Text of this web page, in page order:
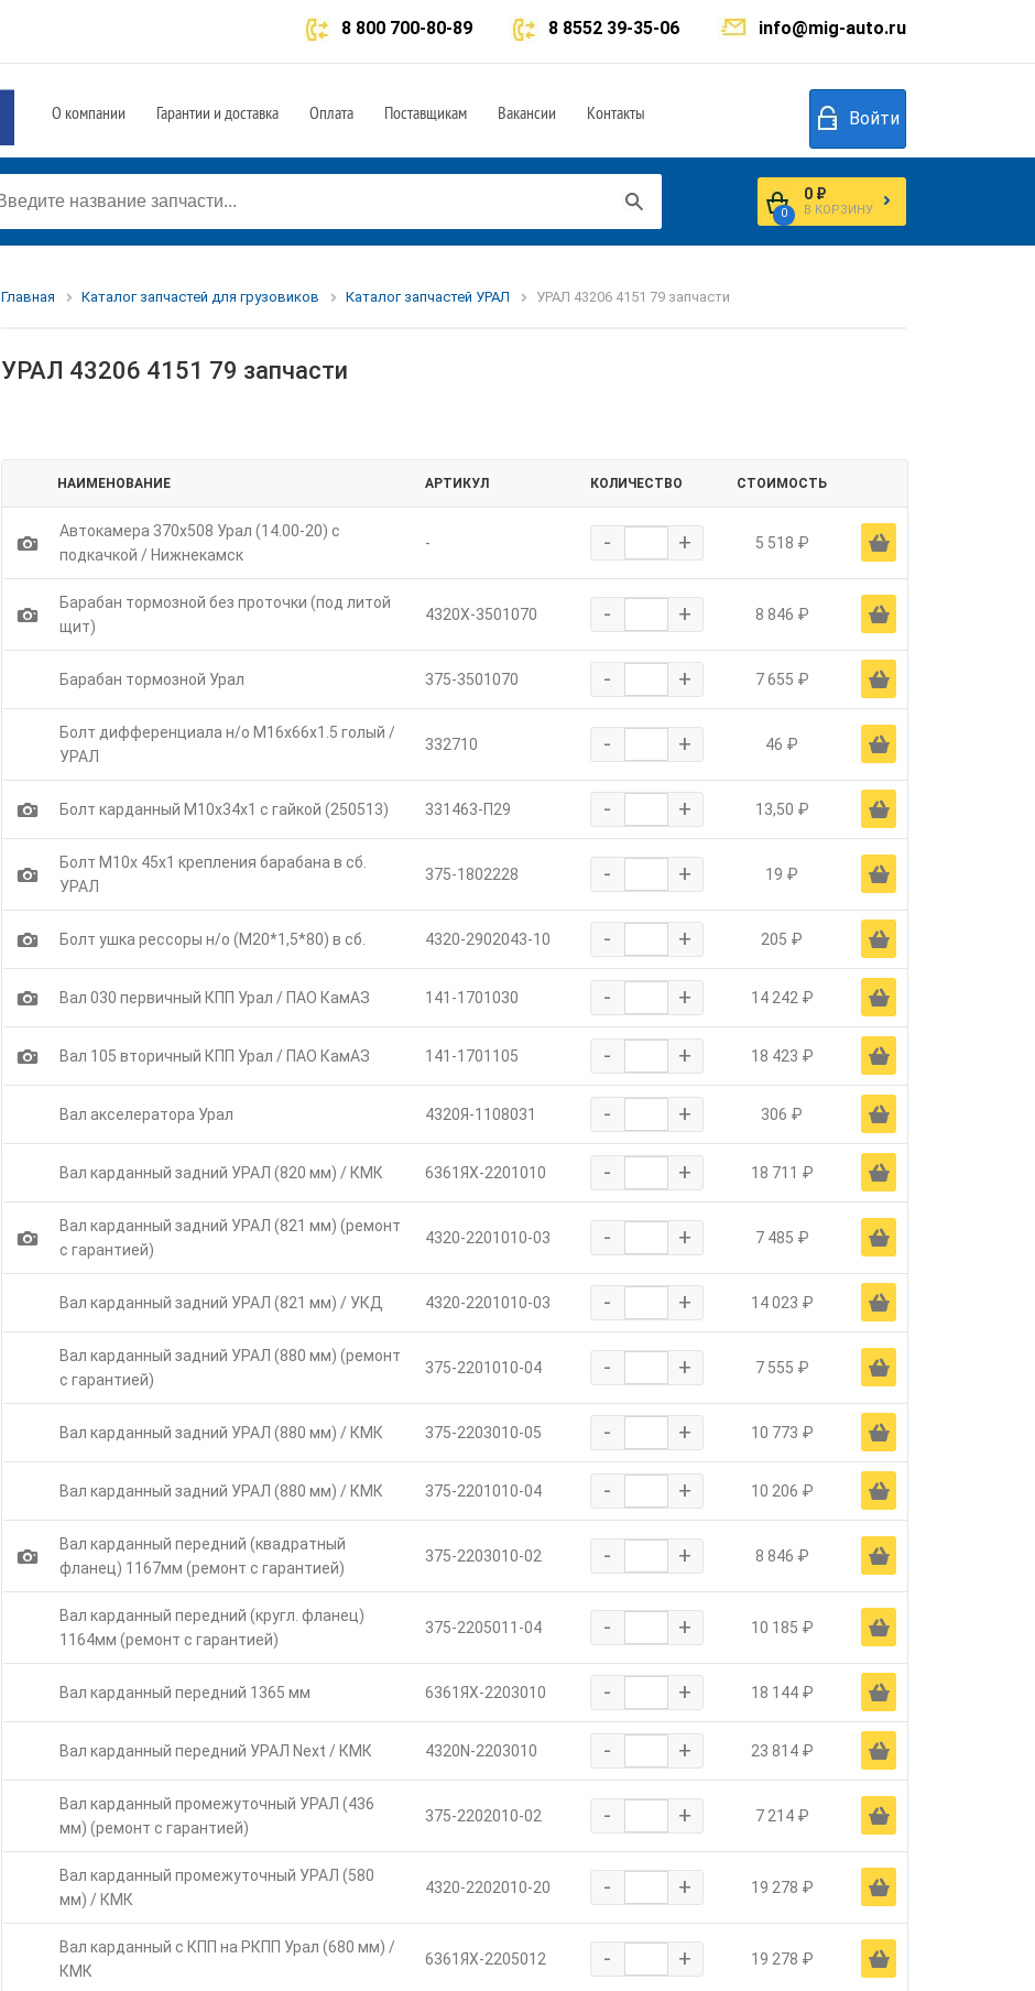
info@mig-auto.ru
8 8552 39-35-06
8 800 700-80-89
О компании Гарантии и доставка Оплата Поставщикам Вакансии Контакты Войти
0
0 ₽
В КОРЗИНУ
Главная Каталог запчастей для грузовиков Каталог запчастей УРАЛ УРАЛ 43206 4151 79 запчасти
УРАЛ 43206 4151 79 запчасти
НАИМЕНОВАНИЕ АРТИКУЛ КОЛИЧЕСТВО СТОИМОСТЬ
1
Автокамера 370х508 Урал (14.00-20) с
подкачкой / Нижнекамск
- - + 5 518 ₽ Ä
1
Барабан тормозной без проточки (под литой
щит)
4320Х-3501070 - + 8 846 ₽ Ä
Барабан тормозной Урал 375-3501070 - + 7 655 ₽ Ä
Болт дифференциала н/о М16х66х1.5 голый /
УРАЛ
332710 - + 46 ₽ Ä
1 Болт карданный М10х34х1 с гайкой (250513) 331463-П29 - + 13,50 ₽ Ä
1
Болт М10х 45х1 крепления барабана в сб.
УРАЛ
375-1802228 - + 19 ₽ Ä
1 Болт ушка рессоры н/о (М20*1,5*80) в сб. 4320-2902043-10 - + 205 ₽ Ä
1 Вал 030 первичный КПП Урал / ПАО КамАЗ 141-1701030 - + 14 242 ₽ Ä
1 Вал 105 вторичный КПП Урал / ПАО КамАЗ 141-1701105 - + 18 423 ₽ Ä
Вал акселератора Урал 4320Я-1108031 - + 306 ₽ Ä
Вал карданный задний УРАЛ (820 мм) / КМК 6361ЯХ-2201010 - + 18 711 ₽ Ä
1
Вал карданный задний УРАЛ (821 мм) (ремонт
с гарантией)
4320-2201010-03 - + 7 485 ₽ Ä
Вал карданный задний УРАЛ (821 мм) / УКД 4320-2201010-03 - + 14 023 ₽ Ä
Вал карданный задний УРАЛ (880 мм) (ремонт
с гарантией)
375-2201010-04 - + 7 555 ₽ Ä
Вал карданный задний УРАЛ (880 мм) / КМК 375-2203010-05 - + 10 773 ₽ Ä
Вал карданный задний УРАЛ (880 мм) / КМК 375-2201010-04 - + 10 206 ₽ Ä
1
Вал карданный передний (квадратный
фланец) 1167мм (ремонт с гарантией)
375-2203010-02 - + 8 846 ₽ Ä
Вал карданный передний (кругл. фланец)
1164мм (ремонт с гарантией)
375-2205011-04 - + 10 185 ₽ Ä
Вал карданный передний 1365 мм 6361ЯX-2203010 - + 18 144 ₽ Ä
Вал карданный передний УРАЛ Next / КМК 4320N-2203010 - + 23 814 ₽ Ä
Вал карданный промежуточный УРАЛ (436
мм) (ремонт с гарантией)
375-2202010-02 - + 7 214 ₽ Ä
Вал карданный промежуточный УРАЛ (580
мм) / КМК
4320-2202010-20 - + 19 278 ₽ Ä
Вал карданный с КПП на РКПП Урал (680 мм) /
КМК
6361ЯХ-2205012 - + 19 278 ₽ Ä